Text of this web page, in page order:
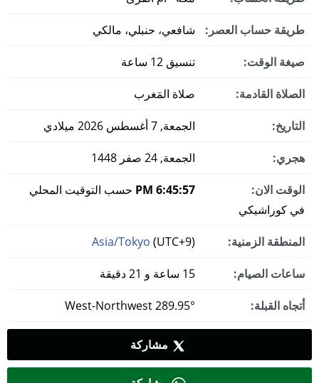
طريقة حساب العصر: شافعي، حنبلي، مالكي
صيغة الوقت: تنسيق 12 ساعة
الصلاة القادمة: صلاة المَغرب
التاريخ: الجمعة, 7 أغسطس 2026 ميلادي
هجري: الجمعة, 24 صفر 1448
الوقت الان: 6:45:57 PM
حسب التوقيت المحلي
في كوراشيكي
المنطقة الزمنية: Asia/Tokyo (UTC+9)
ساعات الصيام:
أتجاه القبلة:
مشاركة